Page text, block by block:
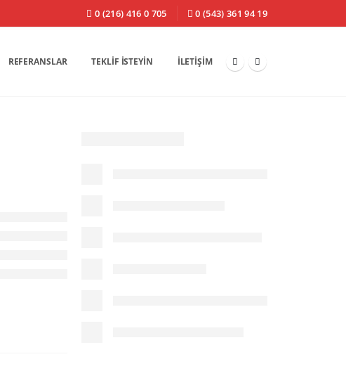
0 (216) 416 0 705 0 (543) 361 94 19
REFERANSLAR TEKLIF İSTEYIN İLETIŞIM